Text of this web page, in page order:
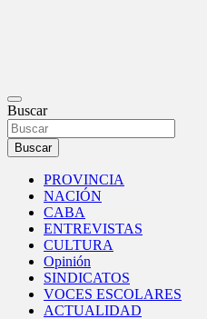
Gaceta Educativa
PORTAL DE NOTICIAS
Buscar
Buscar
PROVINCIA
NACIÓN
CABA
ENTREVISTAS
CULTURA
Opinión
SINDICATOS
VOCES ESCOLARES
ACTUALIDAD